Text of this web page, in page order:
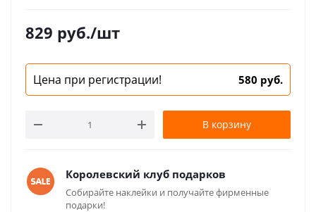
829 руб./шт
Цена при регистрации! 580 руб.
В корзину
Королевский клуб подарков
Собирайте наклейки и получайте фирменные
подарки!